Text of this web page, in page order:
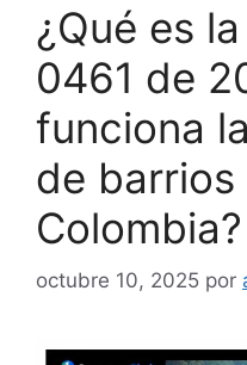
¿Qué es
0461 de
funciona
de barrios
Colombia?
octubre 10, 2025 por